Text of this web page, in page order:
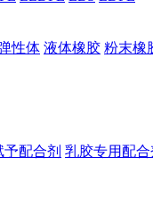
性体 液体橡胶 粉末橡
配合剂 乳胶专用配合